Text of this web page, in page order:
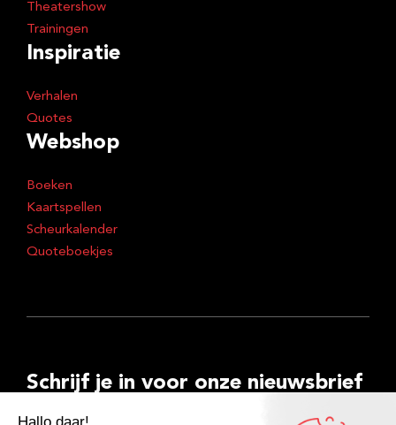
Theatershow
Trainingen
Inspiratie
Verhalen
Quotes
Webshop
Boeken
Kaartspellen
Scheurkalender
Quoteboekjes
Schrijf je in voor onze nieuwsbrief